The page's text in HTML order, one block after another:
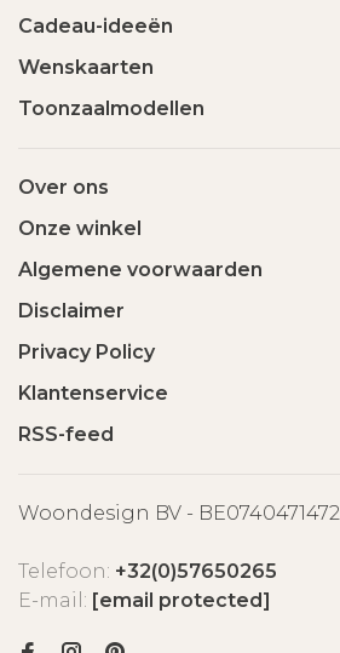
Cadeau-ideeën
Wenskaarten
Toonzaalmodellen
Over ons
Onze winkel
Algemene voorwaarden
Disclaimer
Privacy Policy
Klantenservice
RSS-feed
Woondesign BV - BE0740471472
Telefoon: +32(0)57650265
E-mail: [email protected]